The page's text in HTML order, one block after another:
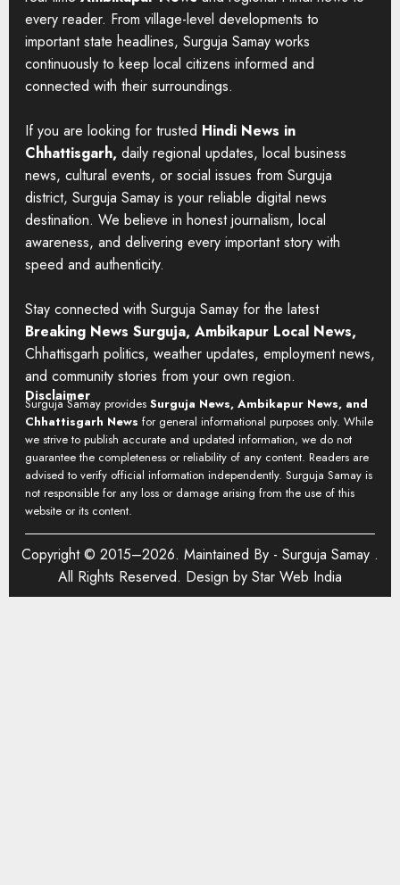
every reader. From village-level developments to
important state headlines, Surguja Samay works
continuously to keep local citizens informed and
connected with their surroundings.
If you are looking for trusted Hindi News in
Chhattisgarh, daily regional updates, local business
news, cultural events, or social issues from Surguja
district, Surguja Samay is your reliable digital news
destination. We believe in honest journalism, local
awareness, and delivering every important story with
speed and authenticity.
Stay connected with Surguja Samay for the latest
Breaking News Surguja, Ambikapur Local News,
Chhattisgarh politics, weather updates, employment news,
and community stories from your own region.
Disclaimer
Surguja Samay provides Surguja News, Ambikapur News, and
Chhattisgarh News for general informational purposes only. While
we strive to publish accurate and updated information, we do not
guarantee the completeness or reliability of any content. Readers are
advised to verify official information independently. Surguja Samay is
not responsible for any loss or damage arising from the use of this
website or its content.
Copyright © 2015–2026. Maintained By - Surguja Samay .
All Rights Reserved. Design by Star Web India